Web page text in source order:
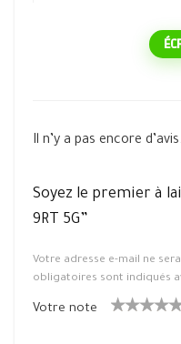
Il n’y a pas encore d’avis.
Soyez le premier à
9RT 5G”
Votre adresse e-mail ne
obligatoires sont indiqués
Votre note